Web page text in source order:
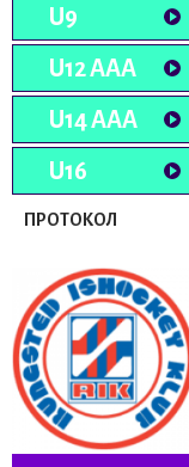
U9
U12 AAA
U14 AAA
U16
ПРОТОКОЛ